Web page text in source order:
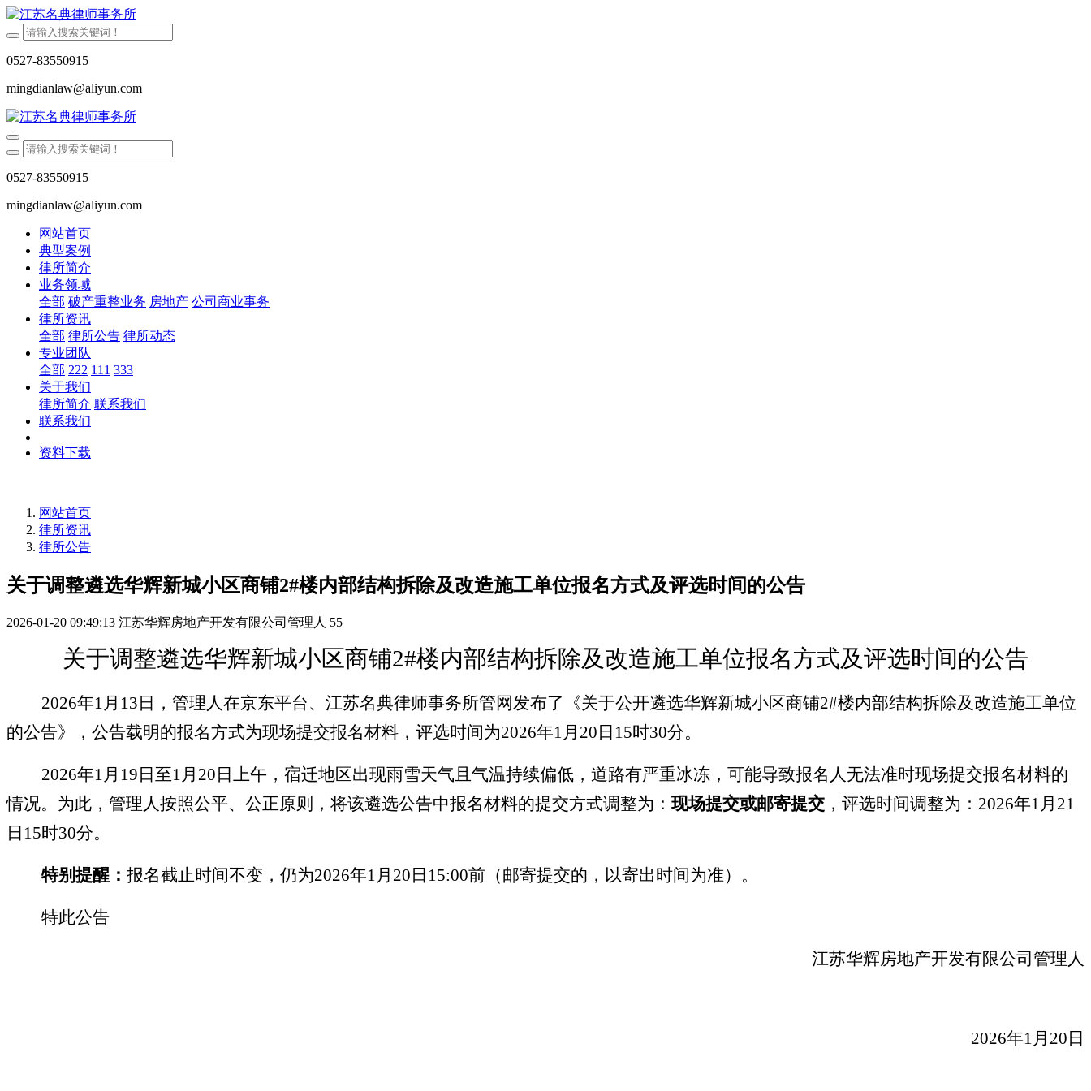
0527-83550915
mingdianlaw@aliyun.com
0527-83550915
mingdianlaw@aliyun.com
网站首页
典型案例
律所简介
业务领域
全部 破产重整业务 房地产 公司商业事务
律所资讯
全部 律所公告 律所动态
专业团队
全部 222 111 333
关于我们
律所简介 联系我们
联系我们
资料下载
网站首页
律所资讯
律所公告
关于调整遴选华辉新城小区商铺2#楼内部结构拆除及改造施工单位报名方式及评选时间的公告
2026-01-20 09:49:13 江苏华辉房地产开发有限公司管理人 55
关于调整遴选华辉新城小区商铺2#楼内部结构拆除及改造施工单位报名方式及评选时间的公告
2026年1月13日， 管理人在京东平台、江苏名典律师事务所管网发布了《关于公开遴选华辉新城小区商铺2#楼内部结构拆除及改造施工单位
的公告》，公告载明的报名方式为现场提交报名材料，评选时间为2026年1月20日15时30分。
2026年1月19日至1月20日上午，宿迁地区出现雨雪天气且气温持续偏低，道路有严重冰冻，可能导致报名人无法准时现场提交报名材料的
情况。为此，管理人按照公平、公正原则 ， 将该遴选公告中报名材料的提交方式调整为：现场提交或邮寄提交 ， 评选时间调整为： 2026年1月21
日15时30分。
特别提醒： 报名截止时间不变，仍为2026年1月20日 15:00前 （邮寄提交的，以寄出时间为准）。
特此公告
江苏华辉房地产开发有限公司管理人
2026年1 月 20 日